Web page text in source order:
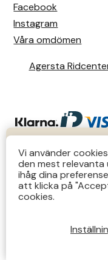
Butiks- &
övriga tider via e-
Facebook
Instagram
Våra omdömen
Agersta
©
Vi använder
den mest relevanta
ihåg dina
att klicka på
cookies.